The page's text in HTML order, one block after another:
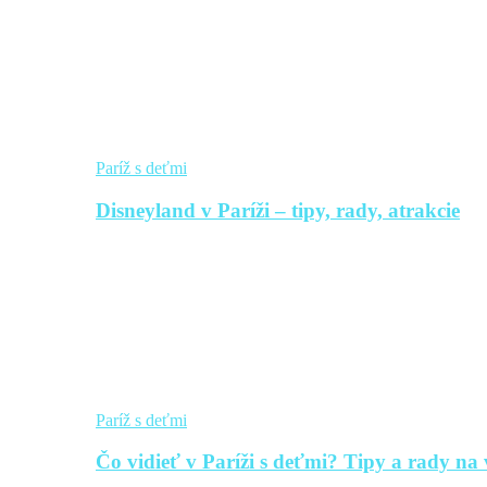
Paríž s deťmi
Disneyland v Paríži – tipy, rady, atrakcie
Paríž s deťmi
Čo vidieť v Paríži s deťmi? Tipy a rady na